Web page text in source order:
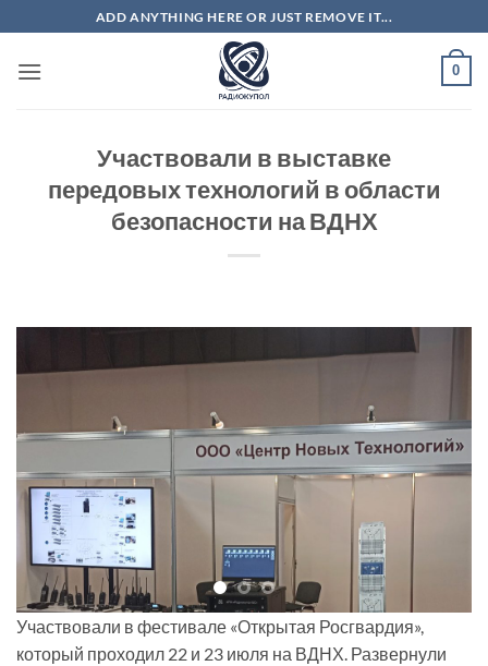
to
content
ADD ANYTHING HERE OR JUST REMOVE IT...
0
Участвовали в выставке
передовых технологий в области
безопасности на ВДНХ
Участвовали в фестивале «Открытая Росгвардия»,
который проходил 22 и 23 июля на ВДНХ. Развернули